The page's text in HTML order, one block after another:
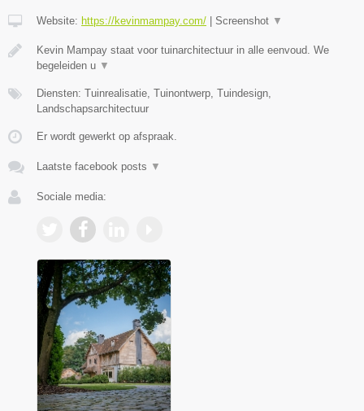
Website: https://kevinmampay.com/ Screenshot ▼
Kevin Mampay staat voor tuinarchitectuur in alle eenvoud. We
begeleiden u ▼
Diensten: Tuinrealisatie, Tuinontwerp, Tuindesign,
Landschapsarchitectuur
Er wordt gewerkt op afspraak.
Laatste facebook posts ▼
Sociale media: